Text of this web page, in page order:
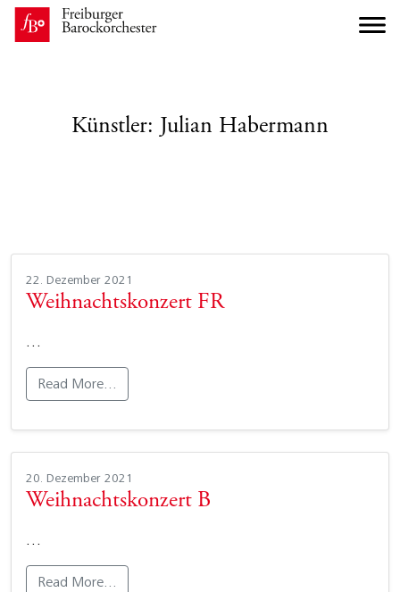
Künstler: Julian Habermann
22. Dezember 2021
Weihnachtskonzert FR
…
Read More…
20. Dezember 2021
Weihnachtskonzert B
…
Read More…